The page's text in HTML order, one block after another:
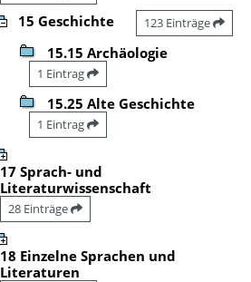
15 Geschichte 123 Einträge
15.15 Archäologie
1 Eintrag
15.25 Alte Geschichte
1 Eintrag
17 Sprach- und
Literaturwissenschaft
28 Einträge
18 Einzelne Sprachen und
Literaturen